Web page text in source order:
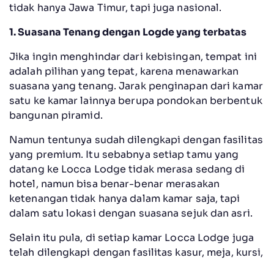
tidak hanya Jawa Timur, tapi juga nasional.
1. Suasana Tenang dengan Logde yang terbatas
Jika ingin menghindar dari kebisingan, tempat ini
adalah pilihan yang tepat, karena menawarkan
suasana yang tenang. Jarak penginapan dari kamar
satu ke kamar lainnya berupa pondokan berbentuk
bangunan piramid.
Namun tentunya sudah dilengkapi dengan fasilitas
yang premium. Itu sebabnya setiap tamu yang
datang ke Locca Lodge tidak merasa sedang di
hotel, namun bisa benar-benar merasakan
ketenangan tidak hanya dalam kamar saja, tapi
dalam satu lokasi dengan suasana sejuk dan asri.
Selain itu pula, di setiap kamar Locca Lodge juga
telah dilengkapi dengan fasilitas kasur, meja, kursi,